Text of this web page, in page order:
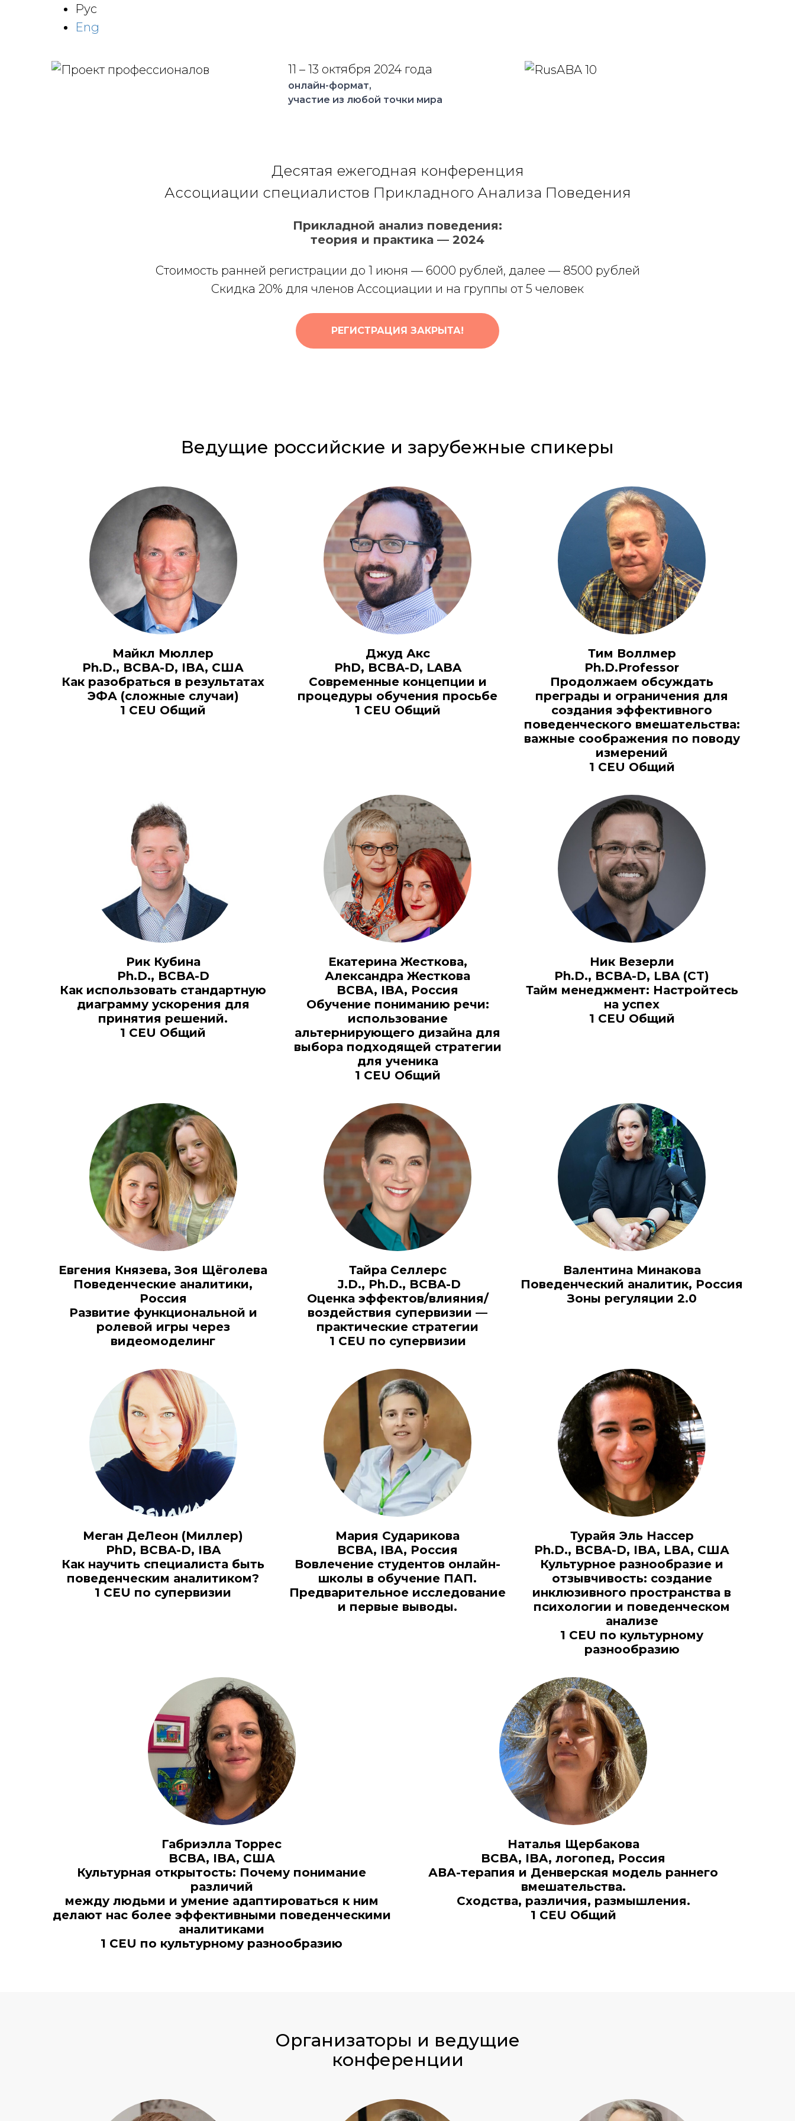
Рус
Eng
11 – 13 октября 2024 года
онлайн-формат,
участие из любой точки мира
Десятая ежегодная конференция
Ассоциации специалистов Прикладного Анализа Поведения
Прикладной анализ поведения:
теория и практика — 2024
Стоимость ранней регистрации до 1 июня — 6000 рублей, далее — 8500 рублей
Скидка 20% для членов Ассоциации и на группы от 5 человек
РЕГИСТРАЦИЯ ЗАКРЫТА!
Ведущие российские и зарубежные спикеры
Майкл Мюллер
Ph.D., BCBA-D, IBA, США
Как разобраться в результатах
ЭФА (сложные случаи)
1 CEU Общий
Джуд Акс
PhD, BCBA-D, LABA
Современные концепции и
процедуры обучения просьбе
1 CEU Общий
Тим Воллмер
Ph.D.Professor
Продолжаем обсуждать
преграды и ограничения для
создания эффективного
поведенческого вмешательства:
важные соображения по поводу
измерений
1 CEU Общий
Рик Кубина
Ph.D., BCBA-D
Как использовать стандартную
диаграмму ускорения для
принятия решений.
1 CEU Общий
Екатерина Жесткова,
Александра Жесткова
BCBA, IBA, Россия
Обучение пониманию речи:
использование
альтернирующего дизайна для
выбора подходящей стратегии
для ученика
1 CEU Общий
Ник Везерли
Ph.D., BCBA-D, LBA (CT)
Тайм менеджмент: Настройтесь
на успех
1 CEU Общий
Евгения Князева, Зоя Щёголева
Поведенческие аналитики,
Россия
Развитие функциональной и
ролевой игры через
видеомоделинг
Тайра Селлерс
J.D., Ph.D., BCBA-D
Оценка эффектов/влияния/
воздействия супервизии —
практические стратегии
1 CEU по супервизии
Валентина Минакова
Поведенческий аналитик, Россия
Зоны регуляции 2.0
Меган ДеЛеон (Миллер)
PhD, BCBA-D, IBA
Как научить специалиста быть
поведенческим аналитиком?
1 CEU по супервизии
Мария Сударикова
ВСВА, IBA, Россия
Вовлечение студентов онлайн-
школы в обучение ПАП.
Предварительное исследование
и первые выводы.
Турайя Эль Нассер
Ph.D., BCBA-D, IBA, LBA, США
Культурное разнообразие и
отзывчивость: создание
инклюзивного пространства в
психологии и поведенческом
анализе
1 CEU по культурному
разнообразию
Габриэлла Торрес
BCBA, IBA, США
Культурная открытость: Почему понимание
различий
между людьми и умение адаптироваться к ним
делают нас более эффективными поведенческими
аналитиками
1 CEU по культурному разнообразию
Наталья Щербакова
BCBA, IBA, логопед, Россия
АВА-терапия и Денверская модель раннего
вмешательства.
Сходства, различия, размышления.
1 CEU Общий
Организаторы и ведущие
конференции